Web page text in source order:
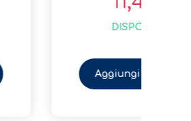
al Carrello